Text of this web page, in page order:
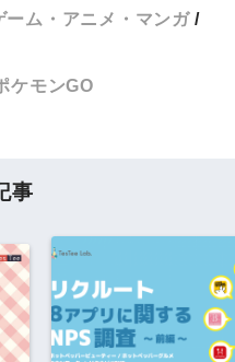
ーム・アニメ・マンガ
ケモンGO
事